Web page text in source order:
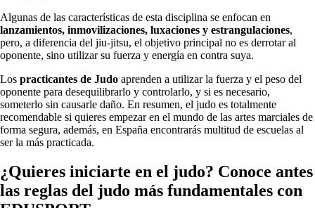
Algunas de las características de esta disciplina se enfocan en
lanzamientos, inmovilizaciones, luxaciones y estrangulaciones,
pero, a diferencia del jiu-jitsu, el objetivo principal no es derrotar al
oponente, sino utilizar su fuerza y ​​energía en contra suya.
Los practicantes de Judo aprenden a utilizar la fuerza y el peso del
oponente para desequilibrarlo y controlarlo, y si es necesario,
someterlo sin causarle daño. En resumen, el judo es totalmente
recomendable si quieres empezar en el mundo de las artes marciales de
forma segura, además, en España encontrarás multitud de escuelas al
ser la más practicada.
¿Quieres iniciarte en el judo? Conoce antes
las reglas del judo más fundamentales con